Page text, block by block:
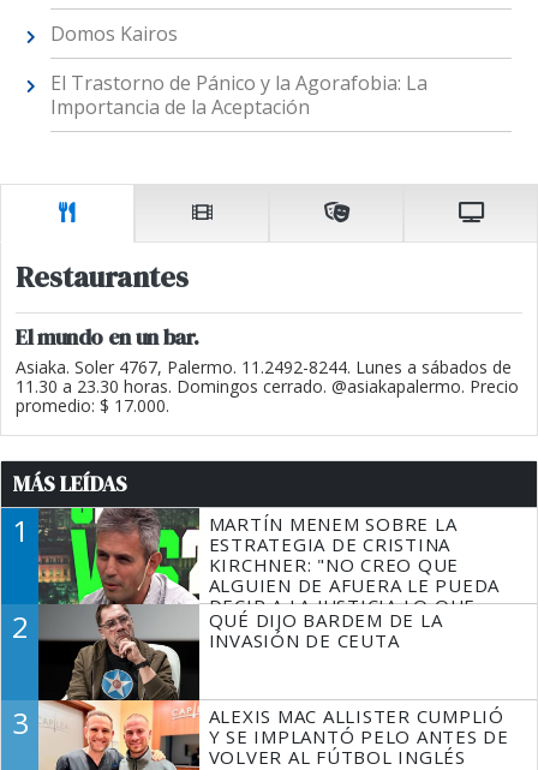
Domos Kairos
El Trastorno de Pánico y la Agorafobia: La
Importancia de la Aceptación
Restaurantes
El mundo en un bar.
Asiaka. Soler 4767, Palermo. 11.2492-8244. Lunes a sábados de
11.30 a 23.30 horas. Domingos cerrado. @asiakapalermo. Precio
promedio: $ 17.000.
MÁS LEÍDAS
1
MARTÍN MENEM SOBRE LA
ESTRATEGIA DE CRISTINA
KIRCHNER: "NO CREO QUE
ALGUIEN DE AFUERA LE PUEDA
DECIR A LA JUSTICIA LO QUE
TIENE QUE HACER"
2
QUÉ DIJO BARDEM DE LA
INVASIÓN DE CEUTA
3
ALEXIS MAC ALLISTER CUMPLIÓ
Y SE IMPLANTÓ PELO ANTES DE
VOLVER AL FÚTBOL INGLÉS